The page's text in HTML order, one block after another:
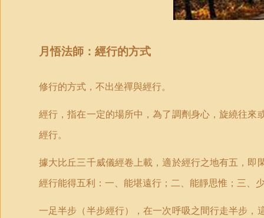
月悟法師：經行的方式
修行的方式，不出坐禪與經行。
經行，指在一定的場所中，為了調劑身心，旋繞往
經行。
據大比丘三千威儀經卷上載，適於經行之地有五，
經行能得五利：一、能堪遠行；二、能靜思惟；三、
一足半步（半步經行），在一次呼吸之間行走半步